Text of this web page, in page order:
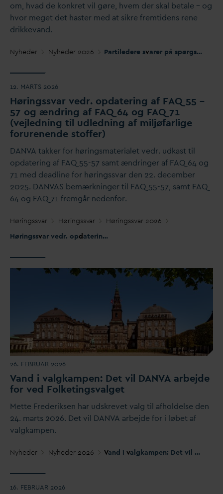
om, hvad de konkret vil gøre, hvem der skal betale – og
hvor meget det haster med at sikre fremtidens rene
drikkevand.
Nyheder Nyheder 2026 Partiledere svarer på spørgsmål om beskyttelse af
12. MARTS 2026
Høringssvar vedr. opdatering af FAQ 55 –
57 og ændring af FAQ 64 og FAQ 71
(vejledning til udledning af miljøfarlige
forurenende stoffer)
DANVA takker for høringsmaterialet vedr. udkast til
opdatering af FAQ 55-57 samt ændringer af FAQ 64 og
71 med deadline for høringssvar den 22. december
2025. DANVAS bemærkninger til FAQ 55-57, samt FAQ
64 og FAQ 71 fremgår nedenfor.
Høringssvar Høringssvar Høringssvar 2026
Høringssvar vedr. opd atering af FAQ 55 – 57 og ændring af FAQ 64 og FAQ 71 (vejledning til udledning af miljøfarlige forurenende stoffer)
26. FEBRUAR 2026
Vand i valgkampen: Det vil DANVA arbejde
for ved Folketingsvalget
Mette Frederiksen har udskrevet valg til afholdelse den
24. marts 2026. Det vil DANVA arbejde for i løbet af
valgkampen.
Nyheder Nyheder 2026 Vand i valgkampen: Det vil D
16. FEBRUAR 2026